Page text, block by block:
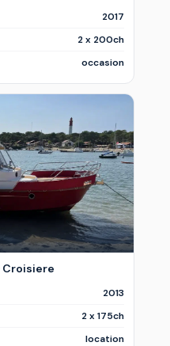
2017
2 x 200ch
occasion
Croisiere
2013
2 x 175ch
location